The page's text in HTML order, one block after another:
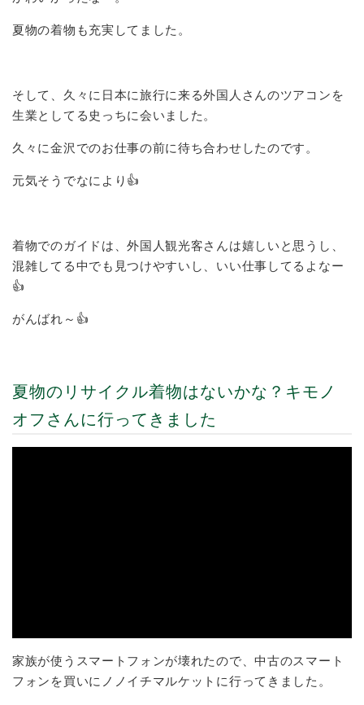
夏物の着物も充実してました。
そして、久々に日本に旅行に来る外国人さんのツアコンを
生業としてる史っちに会いました。
久々に金沢でのお仕事の前に待ち合わせしたのです。
元気そうでなにより👍
着物でのガイドは、外国人観光客さんは嬉しいと思うし、
混雑してる中でも見つけやすいし、いい仕事してるよなー
👍
がんばれ～👍
夏物のリサイクル着物はないかな？キモノ
オフさんに行ってきました
家族が使うスマートフォンが壊れたので、中古のスマート
フォンを買いにノノイチマルケットに行ってきました。